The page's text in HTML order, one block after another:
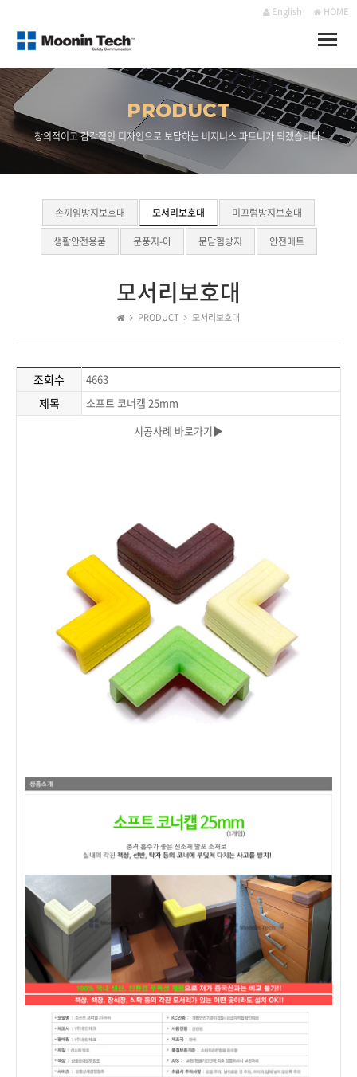
English HOME
Toggle
PRODUCT
창의적이고 감각적인 디자인으로 보답하는 비지니스 파트너가 되겠습니다.
손끼임방지보호대 모서리보호대
미끄럼방지보호대
생활안전용품
문풍지-아 문닫힘방지 안전매트
모서리보호대
PRODUCT 모서리보호대
조회수 4663
제목
소프트 코너캡 25mm
시공사례 바로가기▶